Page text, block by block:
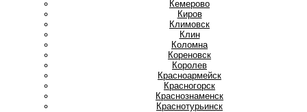
Кемерово
Киров
Климовск
Клин
Коломна
Кореновск
Королев
Красноармейск
Красногорск
Краснознаменск
Краснотурьинск